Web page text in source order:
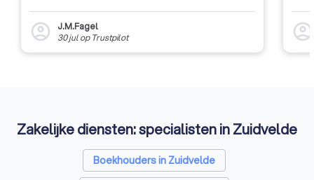
account_circle
J.M.Fagel
30 julop Trustpilot account_circle
Zakelijke diensten: specialisten in Zuidvelde
Boekhouders in Zuidvelde